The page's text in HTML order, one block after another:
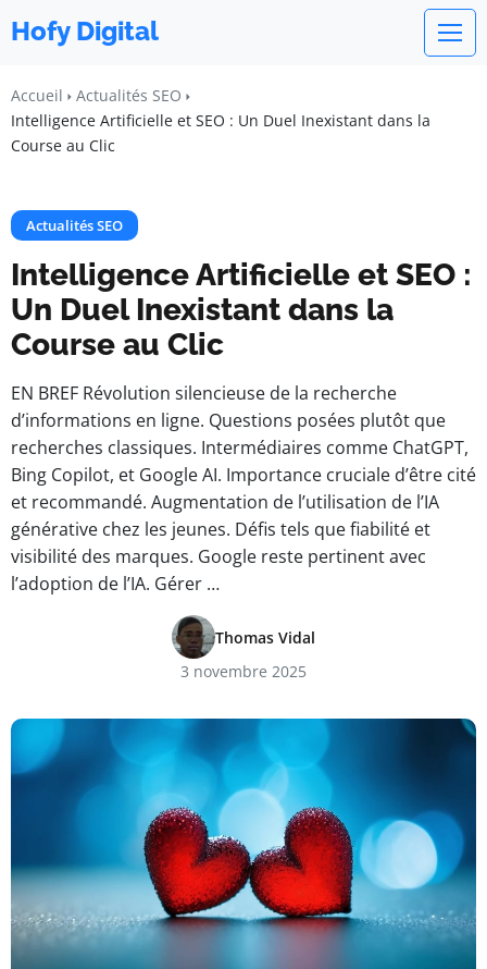
Hofy Digital
Accueil
Actualités SEO
Intelligence Artificielle et SEO : Un Duel Inexistant dans la
Course au Clic
Actualités SEO
Intelligence Artificielle et SEO :
Un Duel Inexistant dans la
Course au Clic
EN BREF Révolution silencieuse de la recherche
d’informations en ligne. Questions posées plutôt que
recherches classiques. Intermédiaires comme ChatGPT,
Bing Copilot, et Google AI. Importance cruciale d’être cité
et recommandé. Augmentation de l’utilisation de l’IA
générative chez les jeunes. Défis tels que fiabilité et
visibilité des marques. Google reste pertinent avec
l’adoption de l’IA. Gérer …
Thomas Vidal
3 novembre 2025